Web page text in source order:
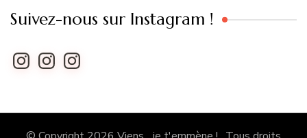
Suivez-nous sur Instagram !
Instagram
InstagramInstagram